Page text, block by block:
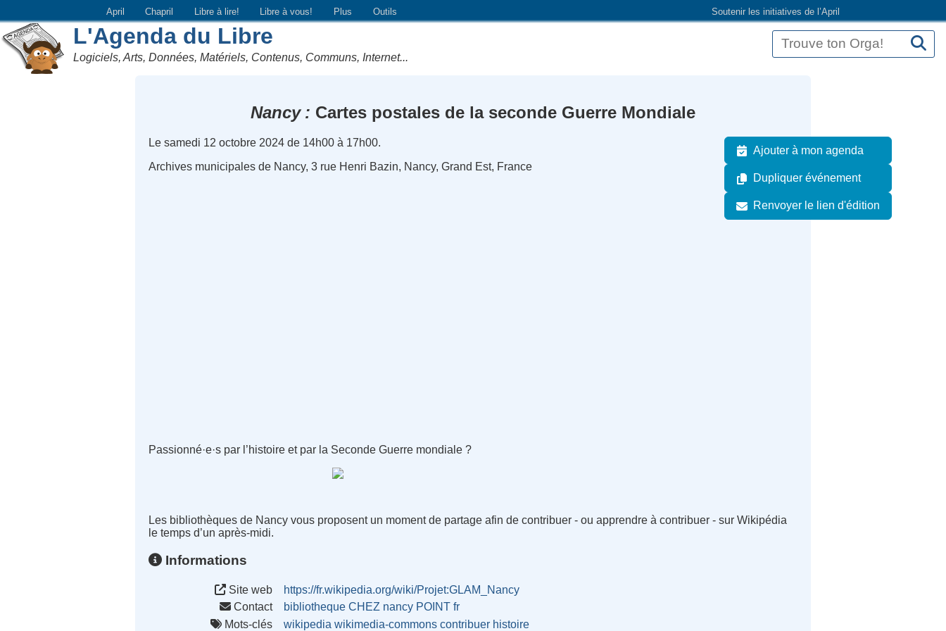
Soutenir les initiatives de l’April
April Chapril Libre à lire! Libre à vous! Plus Outils
L'Agenda du Libre
Logiciels, Arts, Données, Matériels, Contenus, Communs, Internet...
Nancy Cartes postales de la seconde Guerre Mondiale
Ajouter à mon agenda
Dupliquer événement
Renvoyer le lien d'édition
Le samedi 12 octobre 2024 de 14h00 à 17h00.
Archives municipales de Nancy, 3 rue Henri Bazin, Nancy, Grand Est, France
Passionné·e·s par l’histoire et par la Seconde Guerre mondiale ?
Les bibliothèques de Nancy vous proposent un moment de partage afin de contribuer - ou apprendre à contribuer - sur Wikipédia
le temps d’un après-midi.
Informations
Site web
https://fr.wikipedia.org/wiki/Projet:GLAM_Nancy
Contact
bibliotheque CHEZ nancy POINT fr
Mots-clés
wikipedia wikimedia-commons contribuer histoire